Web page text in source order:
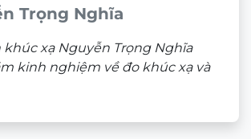
Trọng Nghĩa
khúc xạ Nguyễn Trọng Nghĩa
kinh nghiệm về đo khúc xạ và